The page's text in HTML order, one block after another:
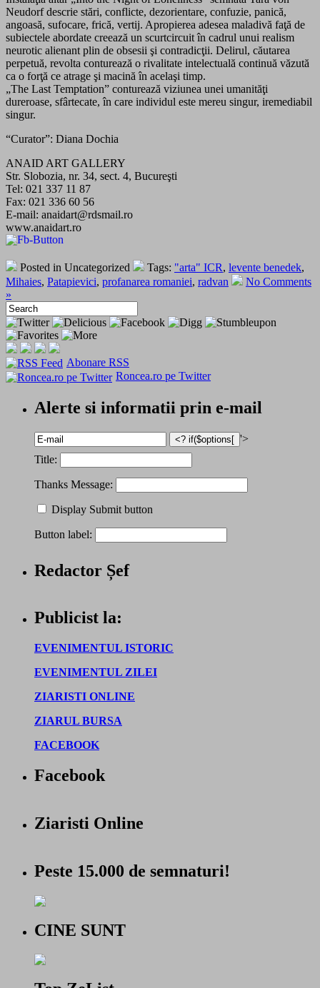
Neudorf descrie stări, conflicte, dezorientare, confuzie, panică,
angoasă, sufocare, frică, vertij. Apropierea adesea maladivă faţă de
subiectele abordate creează un scurtcircuit în cadrul unui realism
neurotic alienant plin de obsesii şi contradicţii. Delirul, căutarea
perpetuă, revolta conturează o rivalitate intelectuală continuă văzută
ca o forţă ce atrage şi macină în acelaşi timp.
„The Last Temptation” conturează viziunea unei umanităţi
dureroase, sfârtecate, în care individul este mereu singur, iremediabil
singur.
“Curator”: Diana Dochia
ANAID ART GALLERY
Str. Slobozia, nr. 34, sect. 4, Bucureşti
Tel: 021 337 11 87
Fax: 021 336 60 56
E-mail: anaidart@rdsmail.ro
www.anaidart.ro
Posted in Uncategorized Tags: "arta" ICR, levente benedek,
Mihaies, Patapievici, profanarea romaniei, radvan
No Comments
»
Abonare RSS
Roncea.ro pe Twitter
Alerte si informatii prin e-mail
'>
Title:
Thanks Message:
Display Submit button
Button label:
Redactor Șef
Publicist la:
EVENIMENTUL ISTORIC
EVENIMENTUL ZILEI
ZIARISTI ONLINE
ZIARUL BURSA
FACEBOOK
Facebook
Ziaristi Online
Peste 15.000 de semnaturi!
CINE SUNT